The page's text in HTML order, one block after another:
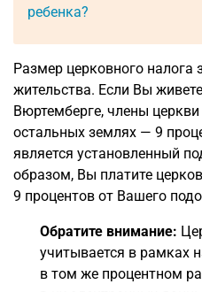
ребенка?
Размер церковного налога
жительства. Если Вы
Вюртемберге, члены
остальных землях — 9
является установленный
образом, Вы платите
9 процентов от Вашего
Обратите внимание:
учитывается в рамках
в том же процентном